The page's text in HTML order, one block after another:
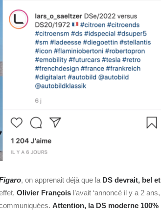
, on apprenait déjà que la DS devrait, bel et
Olivier François l’avait ‘annoncé il y a 2 ans,
Attention, la DS moderne 100%